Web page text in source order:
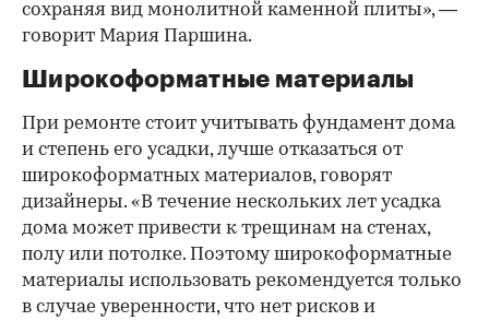
сохраняя вид монолитной каменной плиты», —
говорит Мария Паршина.
Широкоформатные материалы
При ремонте стоит учитывать фундамент дома
и степень его усадки, лучше отказаться от
широкоформатных материалов, говорят
дизайнеры. «В течение нескольких лет усадка
дома может привести к трещинам на стенах,
полу или потолке. Поэтому широкоформатные
материалы использовать рекомендуется только
в случае уверенности, что нет рисков и